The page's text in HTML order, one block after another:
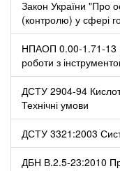
Закон України "Про
(контролю) у сфері
НПАОП 0.00-1.71-13
роботи з
ДСТУ 2904-94
Технічні умови
ДСТУ 3321:2003
ДБН В.2.5-23:2010